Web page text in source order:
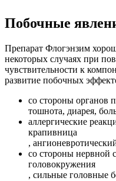
Побочные
Препарат Флогэнзим
некоторых случаях при
чувствительности к
развитие побочных
со стороны органов
тошнота, диарея,
аллергические
крапивница
,
со стороны нервной
головокружения
, сильные головные